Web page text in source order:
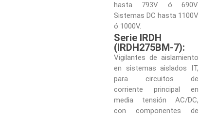
hasta 793V ó 690V.
Sistemas DC hasta 1100V
ó 1000V.
Serie IRDH
(IRDH275BM-7):
Vigilantes de aislamiento
en sistemas aislados IT,
para circuitos de
corriente principal en
media tensión AC/DC,
con componentes de